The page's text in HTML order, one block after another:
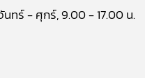
นทร์ - ศุกร์, 9.00 - 17.00 น.